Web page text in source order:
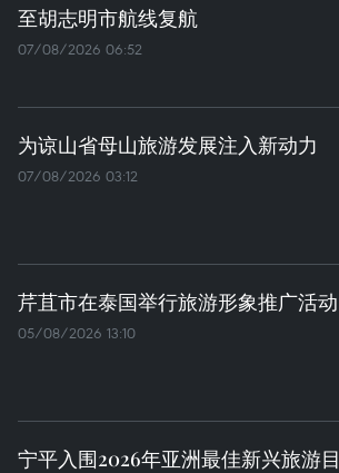
至胡志明市航线复航
07/08/2026 06:52
为谅山省母山旅游发展注入新动力
07/08/2026 03:12
芹苴市在泰国举行旅游形象推广活动
05/08/2026 13:10
宁平入围2026年亚洲最佳新兴旅游目